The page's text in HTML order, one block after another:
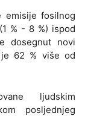
emisije fosilnog
% - 8 %) ispod
dosegnut novi
62 % više od
ljudskim
posljednjeg